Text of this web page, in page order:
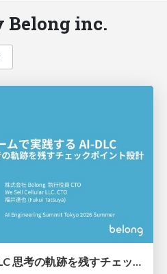
Belong inc.
チームで実践する AI-DLC 思考の軌跡を残すチェックポイント設計